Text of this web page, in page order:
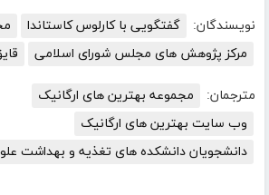
نویسندگان: گفتگویی با کارلوس کاستاندا
مرکز پژوهش های مجلس شورای اسلامی
مترجمان:
مجموعه بهترین های ارگانیک
وب سایت بهترین های ارگانیک
دانشجویان دانشکده های تغذیه و بهداشت